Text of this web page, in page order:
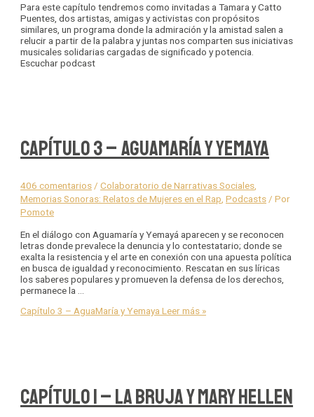
Para este capítulo tendremos como invitadas a Tamara y Catto
Puentes, dos artistas, amigas y activistas con propósitos
similares, un programa donde la admiración y la amistad salen a
relucir a partir de la palabra y juntas nos comparten sus iniciativas
musicales solidarias cargadas de significado y potencia.
Escuchar podcast
Capítulo 3 – AguaMaría y Yemaya
406 comentarios /Colaboratorio de Narrativas Sociales
Memorias Sonoras: Relatos de Mujeres en el Rap ,Podcasts / Por
Pomote
En el diálogo con Aguamaría y Yemayá aparecen y se reconocen
letras donde prevalece la denuncia y lo contestatario; donde se
exalta la resistencia y el arte en conexión con una apuesta política
en busca de igualdad y reconocimiento. Rescatan en sus líricas
los saberes populares y promueven la defensa de los derechos,
permanece la …
Capítulo 3 – AguaMaría y Yemaya Leer más »
Capítulo 1 – La Bruja y Mary Hellen